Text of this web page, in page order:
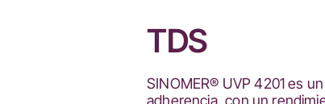
TDS
SINOMER® UVP 4201 es
adherencia, con un